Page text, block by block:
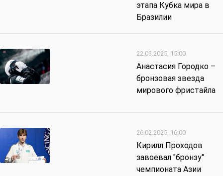
этапа Кубка мира в
Бразилии
22.03.2025, 15:00
Анастасия Городко –
бронзовая звезда
мирового фристайла
26.02.2025, 16:00
Кирилл Проходов
завоевал "бронзу"
чемпионата Азии